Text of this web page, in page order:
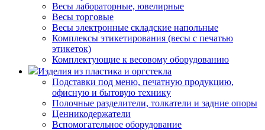
Весы лабораторные, ювелирные
Весы торговые
Весы электронные складские напольные
Комплексы этикетирования (весы с печатью
этикеток)
Комплектующие к весовому оборудованию
Изделия из пластика и оргстекла
Подставки под меню, печатную продукцию,
офисную и бытовую технику
Полочные разделители, толкатели и задние опоры
Ценникодержатели
Вспомогательное оборудование